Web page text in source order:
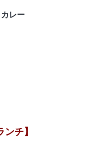
レー
チ】